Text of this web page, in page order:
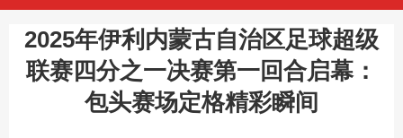
2025年伊利内蒙古自治区足球超级
联赛四分之一决赛第一回合启幕：
包头赛场定格精彩瞬间